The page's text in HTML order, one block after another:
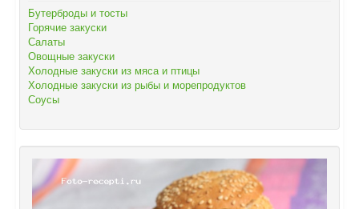
Бутерброды и тосты
Горячие закуски
Салаты
Овощные закуски
Холодные закуски из мяса и птицы
Холодные закуски из рыбы и морепродуктов
Соусы